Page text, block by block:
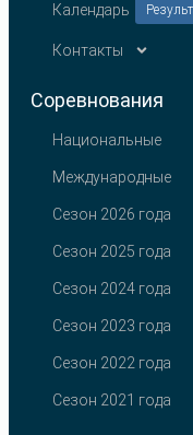
Календарь
Контакты
Соревнования
Национальные
Международные
Сезон 2026 года
Сезон 2025 года
Сезон 2024 года
Сезон 2023 года
Сезон 2022 года
Сезон 2021 года